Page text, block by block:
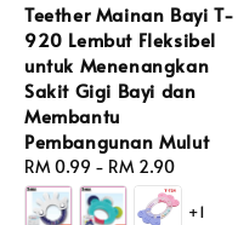
Teether Mainan Bayi T-
920 Lembut Fleksibel
untuk Menenangkan
Sakit Gigi Bayi dan
Membantu
Pembangunan Mulut
Regular
price
RM 0.99 - RM 2.90
+1